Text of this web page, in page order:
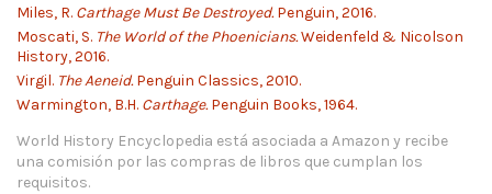
Miles, R. Carthage Must Be Destroyed.Penguin, 2016.
Moscati, S. The World of the Phoenicians.Weidenfeld & Nicolson
History, 2016.
Virgil. The Aeneid.Penguin Classics, 2010.
Warmington, B.H. Carthage.Penguin Books, 1964.
World History Encyclopedia está asociada a Amazon y recibe
una comisión por las compras de libros que cumplan los
requisitos.